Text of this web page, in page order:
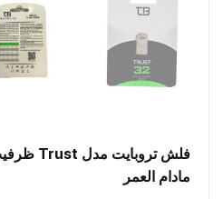
مادام العمر